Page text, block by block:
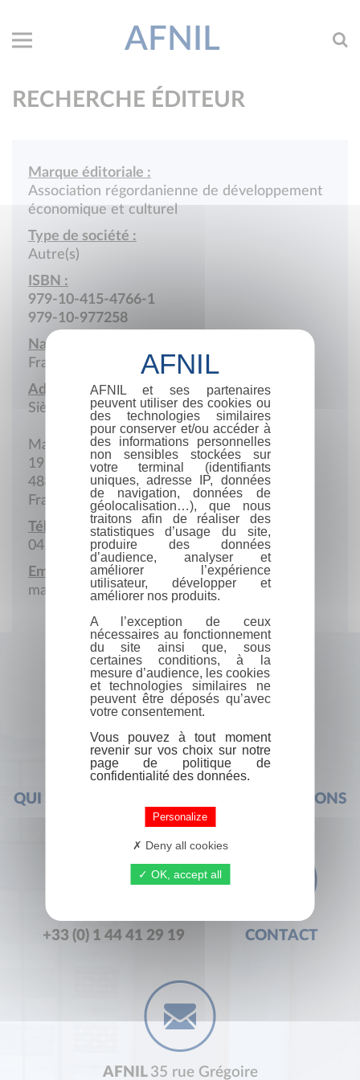
AFNIL
RECHERCHE ÉDITEUR
Marque éditoriale :
Association régordanienne de développement
économique et culturel
Type de société :
Autre(s)
ISBN :
979-10-415-4766-1
979-10-977258
Nationalité :
France
Adresse :
Siège social
Mairie
19 Rue de l'Eglise
48800 Villefort
France
Téléphone :
04 66 46 80 26
Email :
mairie.villefort@wanadoo.fr
QUI SOMMES-NOUS ? FOIRE AUX QUESTIONS
+33 (0) 1 44 41 29 19 CONTACT
AFNIL 35 rue Grégoire
AFNIL et ses partenaires
peuvent utiliser des cookies ou
des technologies similaires
pour conserver et/ou accéder à
des informations personnelles
non sensibles stockées sur
votre terminal (identifiants
uniques, adresse IP, données
de navigation, données de
géolocalisation…), que nous
traitons afin de réaliser des
statistiques d’usage du site,
produire des données
d’audience, analyser et
améliorer l’expérience
utilisateur, développer et
améliorer nos produits.
A l’exception de ceux
nécessaires au fonctionnement
du site ainsi que, sous
certaines conditions, à la
mesure d’audience, les cookies
et technologies similaires ne
peuvent être déposés qu’avec
votre consentement.
Vous pouvez à tout moment
revenir sur vos choix sur notre
page de politique de
confidentialité des données.
Personalize
Deny all cookies
OK, accept all